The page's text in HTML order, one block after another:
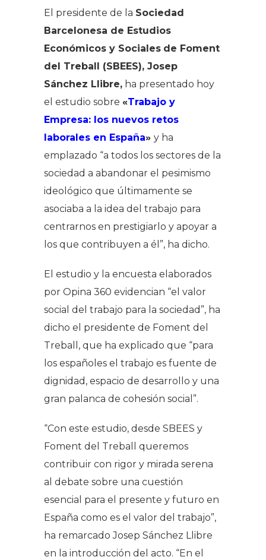
El presidente de la Sociedad
Barcelonesa de Estudios
Económicos y Sociales de Foment
del Treball (SBEES), Josep
Sánchez Llibre, ha presentado hoy
el estudio sobre «Trabajo y
Empresa: los nuevos retos
laborales en España» y ha
emplazado “a todos los sectores de la
sociedad a abandonar el pesimismo
ideológico que últimamente se
asociaba a la idea del trabajo para
centrarnos en prestigiarlo y apoyar a
los que contribuyen a él”, ha dicho.
El estudio y la encuesta elaborados
por Opina 360 evidencian “el valor
social del trabajo para la sociedad”, ha
dicho el presidente de Foment del
Treball, que ha explicado que “para
los españoles el trabajo es fuente de
dignidad, espacio de desarrollo y una
gran palanca de cohesión social”.
“Con este estudio, desde SBEES y
Foment del Treball queremos
contribuir con rigor y mirada serena
al debate sobre una cuestión
esencial para el presente y futuro en
España como es el valor del trabajo”,
ha remarcado Josep Sánchez Llibre
en la introducción del acto. “En el